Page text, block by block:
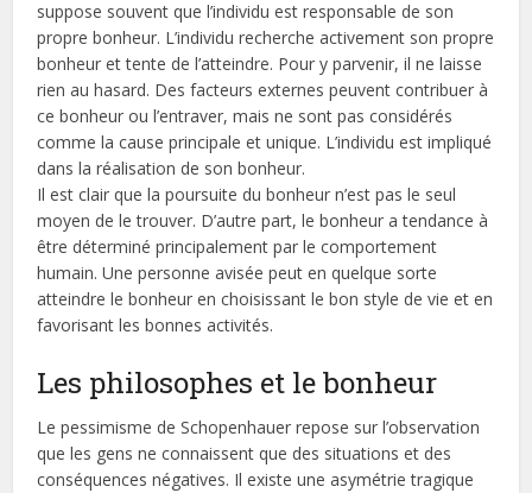
suppose souvent que l’individu est responsable de son
propre bonheur. L’individu recherche activement son propre
bonheur et tente de l’atteindre. Pour y parvenir, il ne laisse
rien au hasard. Des facteurs externes peuvent contribuer à
ce bonheur ou l’entraver, mais ne sont pas considérés
comme la cause principale et unique. L’individu est impliqué
dans la réalisation de son bonheur.
Il est clair que la poursuite du bonheur n’est pas le seul
moyen de le trouver. D’autre part, le bonheur a tendance à
être déterminé principalement par le comportement
humain. Une personne avisée peut en quelque sorte
atteindre le bonheur en choisissant le bon style de vie et en
favorisant les bonnes activités.
Les philosophes et le bonheur
Le pessimisme de Schopenhauer repose sur l’observation
que les gens ne connaissent que des situations et des
conséquences négatives. Il existe une asymétrie tragique